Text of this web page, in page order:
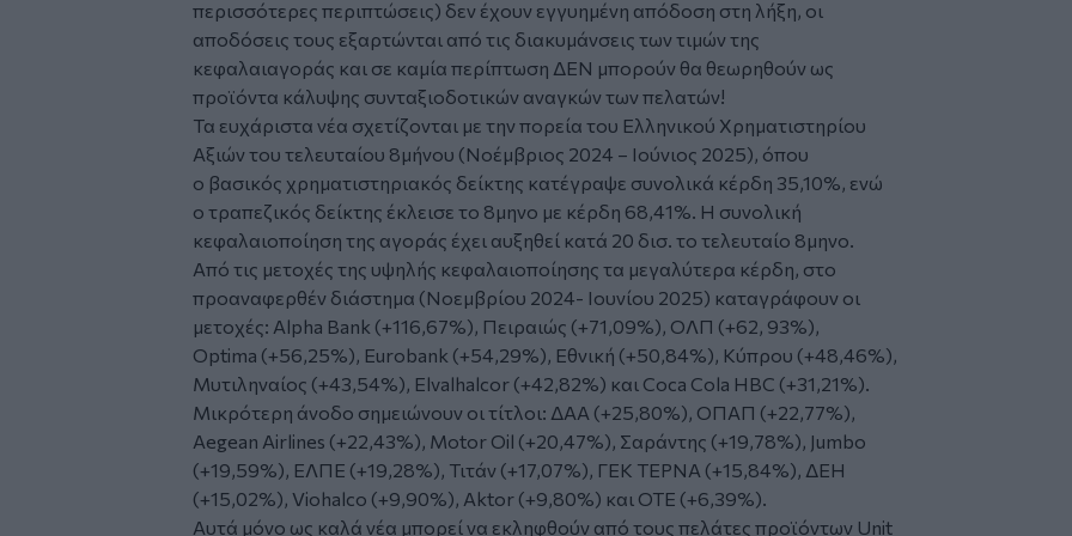
περισσότερες περιπτώσεις) δεν έχουν εγγυημένη απόδοση στη λήξη, οι
αποδόσεις τους εξαρτώνται από τις διακυμάνσεις των τιμών της
κεφαλαιαγοράς και σε καμία περίπτωση ΔΕΝ μπορούν θα θεωρηθούν ως
προϊόντα κάλυψης συνταξιοδοτικών αναγκών των πελατών!
Τα ευχάριστα νέα σχετίζονται με την πορεία του Ελληνικού Χρηματιστηρίου
Αξιών του τελευταίου 8μήνου (Νοέμβριος 2024 – Ιούνιος 2025), όπου
ο βασικός χρηματιστηριακός δείκτης κατέγραψε συνολικά κέρδη 35,10%, ενώ
ο τραπεζικός δείκτης έκλεισε το 8μηνο με κέρδη 68,41%. Η συνολική
κεφαλαιοποίηση της αγοράς έχει αυξηθεί κατά 20 δισ. το τελευταίο 8μηνο.
Από τις μετοχές της υψηλής κεφαλαιοποίησης τα μεγαλύτερα κέρδη, στο
προαναφερθέν διάστημα (Νοεμβρίου 2024- Ιουνίου 2025) καταγράφουν οι
μετοχές: Alpha Bank (+116,67%), Πειραιώς (+71,09%), ΟΛΠ (+62, 93%),
Optima (+56,25%), Eurobank (+54,29%), Εθνική (+50,84%), Κύπρου (+48,46%),
Μυτιληναίος (+43,54%), Elvalhalcor (+42,82%) και Coca Cola HBC (+31,21%).
Μικρότερη άνοδο σημειώνουν οι τίτλοι: ΔΑΑ (+25,80%), ΟΠΑΠ (+22,77%),
Aegean Airlines (+22,43%), Motor Oil (+20,47%), Σαράντης (+19,78%), Jumbo
(+19,59%), ΕΛΠΕ (+19,28%), Τιτάν (+17,07%), ΓΕΚ ΤΕΡΝΑ (+15,84%), ΔΕΗ
(+15,02%), Viohalco (+9,90%), Aktor (+9,80%) και ΟΤΕ (+6,39%).
Αυτά μόνο ως καλά νέα μπορεί να εκληφθούν από τους πελάτες προϊόντων Unit